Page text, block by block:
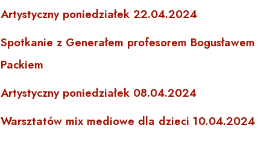
Artystyczny poniedziałek 22.04.2024
Spotkanie z Generałem profesorem Bogusławem
Packiem
Artystyczny poniedziałek 08.04.2024
Warsztatów mix mediowe dla dzieci 10.04.2024